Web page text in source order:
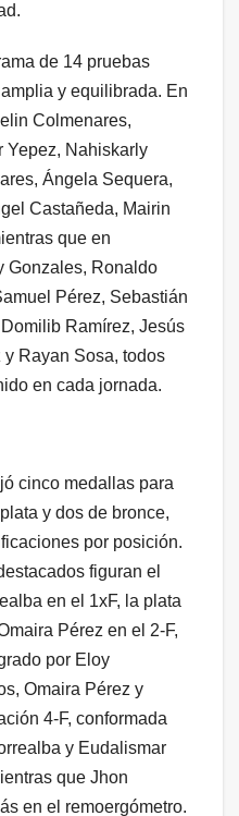
de 14 pruebas
y equilibrada. En
Colmenares,
Yepez, Nahiskarly
Ángela Sequera,
Castañeda, Mairin
que en
Gonzales, Ronaldo
Pérez, Sebastián
Ramírez, Jesús
Rayan Sosa, todos
en cada jornada.
cinco medallas para
y dos de bronce,
por posición.
figuran el
en el 1xF, la plata
Pérez en el 2-F,
por Eloy
Omaira Pérez y
4-F, conformada
y Eudalismar
que Jhon
en el remoergómetro.